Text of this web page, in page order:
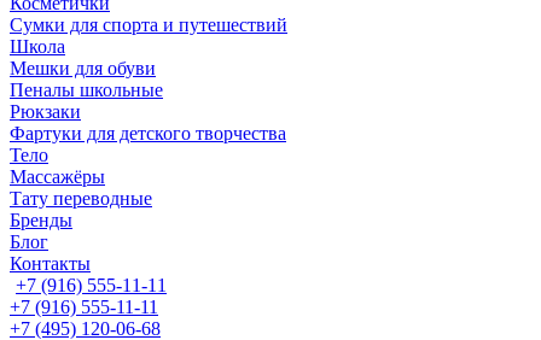
Сумки для спорта и путешествий
Школа
Мешки для обуви
Пеналы школьные
Рюкзаки
Фартуки для детского творчества
Тело
Массажёры
Тату переводные
Бренды
Блог
Контакты
+7 (916) 555-11-11
+7 (916) 555-11-11
+7 (495) 120-06-68